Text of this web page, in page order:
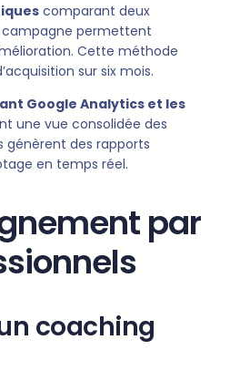
comparant deux
campagne permettent
Cette méthode
sur six mois.
Google Analytics et les
une vue consolidée des
génèrent des rapports
en temps réel.
par
coaching